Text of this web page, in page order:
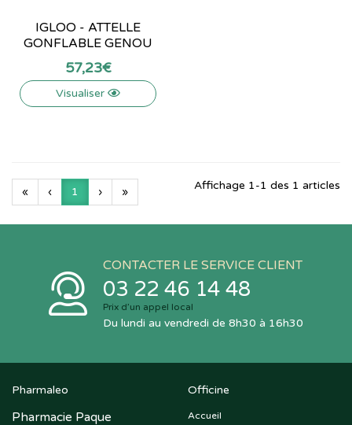
IGLOO - ATTELLE
GONFLABLE GENOU
57,23€
Visualiser
« ‹ 1 › » Affichage 1-1 des 1 articles
CONTACTER LE SERVICE CLIENT
03 22 46 14 48
Prix d’un appel local
Du lundi au vendredi de 8h30 à 16h30
Pharmaleo
Pharmacie Paque
Officine
Accueil